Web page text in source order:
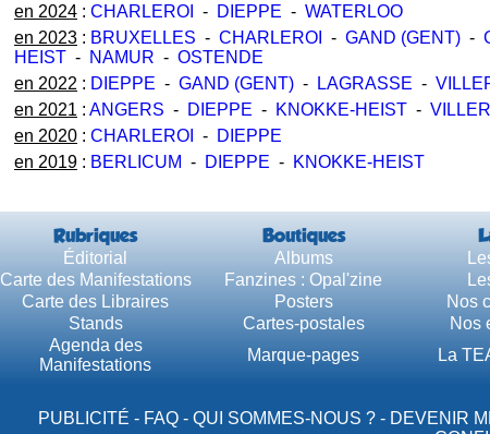
en 2024 : CHARLEROI - DIEPPE - WATERLOO
en 2023 : BRUXELLES - CHARLEROI - GAND (GENT) -
HEIST - NAMUR - OSTENDE
en 2022 : DIEPPE - GAND (GENT) - LAGRASSE -
en 2021 : ANGERS - DIEPPE - KNOKKE-HEIST -
en 2020 : CHARLEROI - DIEPPE
en 2019 : BERLICUM - DIEPPE - KNOKKE-HEIST
Rubriques Boutiques
Éditorial Albums
Carte des Manifestations
Fanzines : Opal'zine
Carte des Libraires
Posters Nos
Stands
Cartes-postales Nos
Agenda des
Manifestations
Marque-pages La
PUBLICITÉ - FAQ - QUI SOMMES-NOUS ? - DEVENIR